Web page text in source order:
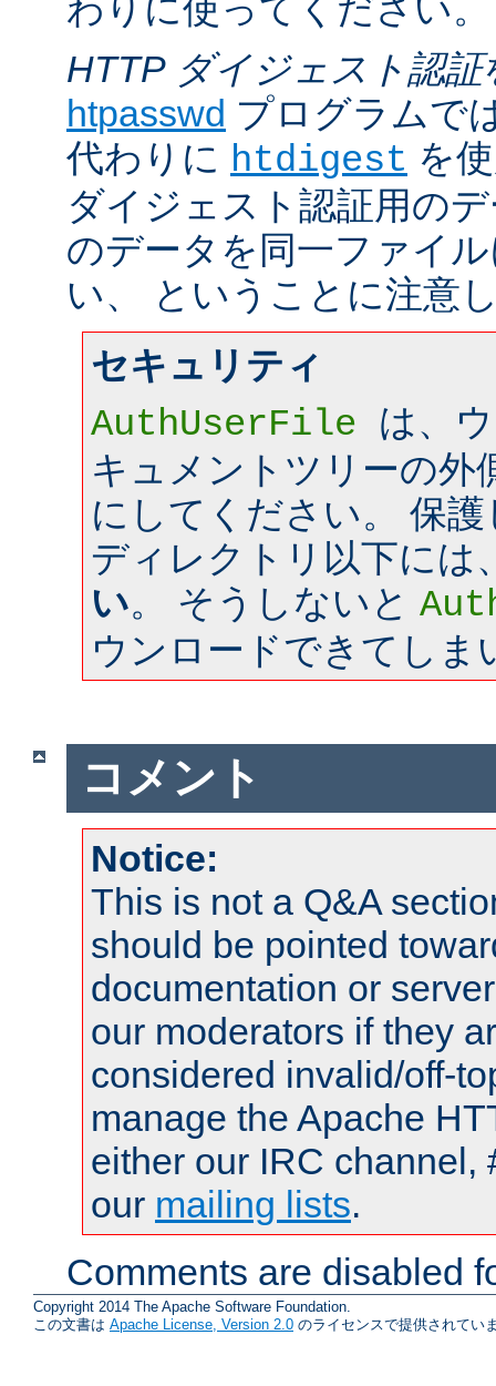
わりに使ってください。
HTTP ダイジェスト認証
htpasswd プログラムで
代わりに htdigest を
ダイジェスト認証用の
のデータを同一ファイ
い、 ということに注意
セキュリティ
AuthUserFile は、
キュメントツリーの外
にしてください。 保
ディレクトリ以下には
い。 そうしないと
ウンロードできてしま
コメント
Notice:
This is not a Q&A
should be pointed
documentation or
our moderators if they
considered invalid/off-
manage the Apache
either our IRC channel,
our mailing lists.
Comments are disabled
Copyright 2014 The Apache Software Foundation.
この文書は Apache License, Version 2.0 のライセンスで提供されてい